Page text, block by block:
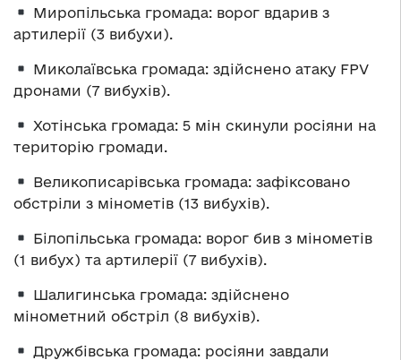
Миропільська громада: ворог вдарив з
артилерії (3 вибухи).
Миколаївська громада: здійснено атаку FPV
дронами (7 вибухів).
Хотінська громада: 5 мін скинули росіяни на
територію громади.
Великописарівська громада: зафіксовано
обстріли з мінометів (13 вибухів).
Білопільська громада: ворог бив з мінометів
(1 вибух) та артилерії (7 вибухів).
Шалигинська громада: здійснено
мінометний обстріл (8 вибухів).
Дружбівська громада: росіяни завдали